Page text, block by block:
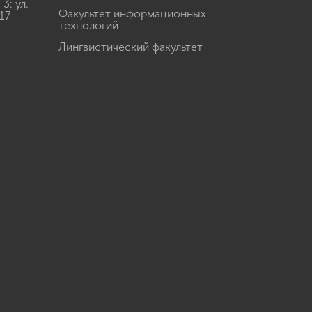
ул.
Факультет информационных
технологий
Лингвистический факультет